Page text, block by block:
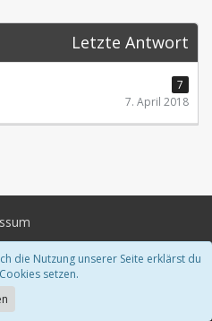
Letzte Antwort
7
7. April 2018
die Nutzung unserer Seite erklärst du
setzen.